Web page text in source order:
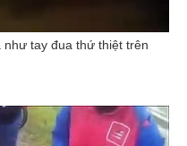
tay đua thứ thiệt trên